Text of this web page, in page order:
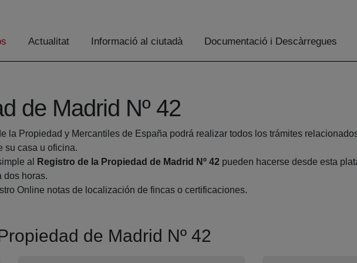
Actualitat Informació al ciutadà Documentació i Descàrregues
de Madrid Nº 42
Propiedad y Mercantiles de España podrá realizar todos los trámites
su casa u oficina.
al
Registro de la Propiedad de Madrid Nº 42 pueden hacerse desde esta
dos horas.
Online notas de localización de fincas o certificaciones.
de Madrid Nº 42